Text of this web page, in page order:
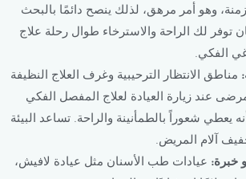
مزمنة، وهو أمر مرهق، لذلك ينصح دائمًا بالبحث
توفر لك الراحة والاسترخاء طوال رحلة علاج
الفكي.
مناطق الانتظار الترحيبية وغرف العلاج النظيفة
عند زيارة العيادة لعلاج المفصل الفكي
يعطي شعوراً بالطمأنينة والراحة. تساعد البيئة
آلام المريض.
خبرة: عيادات طب الأسنان مثل عيادة لافيش،